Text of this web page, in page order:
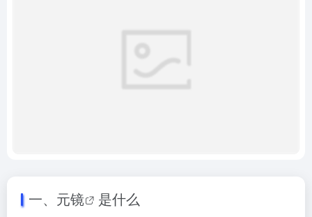
一、 元镜 是什么